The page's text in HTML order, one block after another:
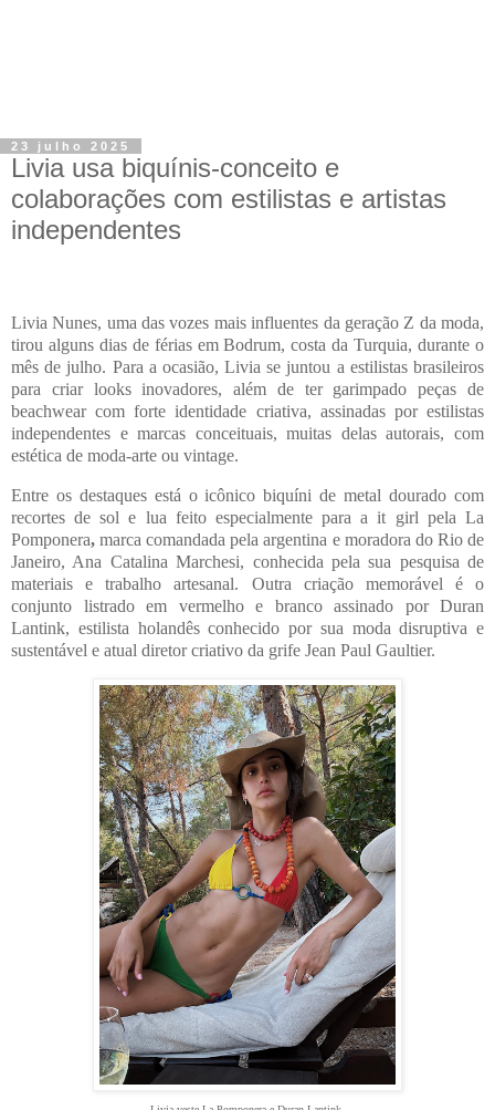
23 julho 2025
Livia usa biquínis-conceito e
colaborações com estilistas e artistas
independentes
Livia Nunes, uma das vozes mais influentes da geração Z da moda,
tirou alguns dias de férias em Bodrum, costa da Turquia, durante o
mês de julho. Para a ocasião, Livia se juntou a estilistas brasileiros
para criar looks inovadores, além de ter garimpado peças de
beachwear com forte identidade criativa, assinadas por estilistas
independentes e marcas conceituais, muitas delas autorais, com
estética de moda-arte ou vintage.
Entre os destaques está o icônico biquíni de metal dourado com
recortes de sol e lua feito especialmente para a it girl pela La
Pomponera, marca comandada pela argentina e moradora do Rio de
Janeiro, Ana Catalina Marchesi, conhecida pela sua pesquisa de
materiais e trabalho artesanal. Outra criação memorável é o
conjunto listrado em vermelho e branco assinado por Duran
Lantink, estilista holandês conhecido por sua moda disruptiva e
sustentável e atual diretor criativo da grife Jean Paul Gaultier.